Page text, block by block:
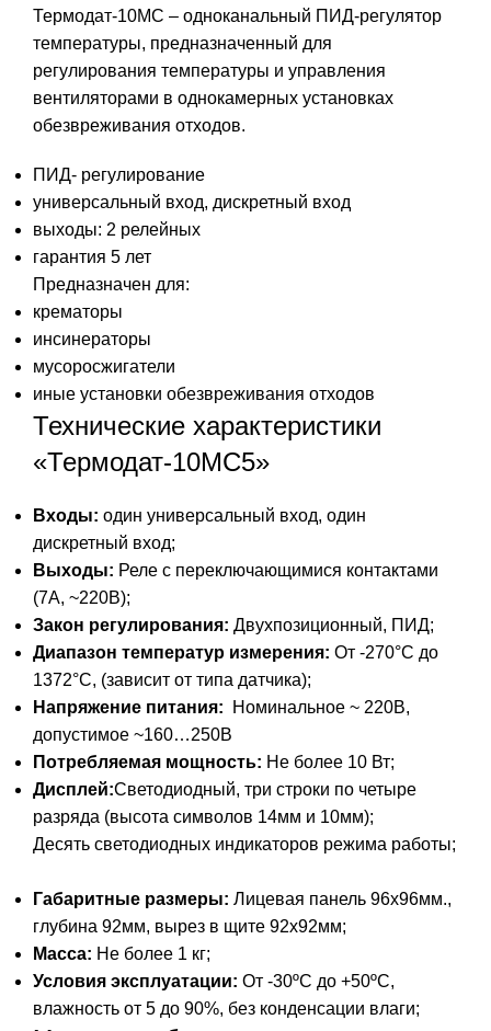
Термодат-10МС – одноканальный ПИД-регулятор
температуры, предназначенный для
регулирования температуры и управления
вентиляторами в однокамерных установках
обезвреживания отходов.
ПИД- регулирование
универсальный вход, дискретный вход
выходы: 2 релейных
гарантия 5 лет
Предназначен для:
крематоры
инсинераторы
мусоросжигатели
иные установки обезвреживания отходов
Технические характеристики
«Термодат-10МС5»
Входы: один универсальный вход, один
дискретный вход;
Выходы: Реле с переключающимися контактами
(7А, ~220В);
Закон регулирования: Двухпозиционный, ПИД;
Диапазон температур измерения: От -270°С до
1372°С, (зависит от типа датчика);
Напряжение питания: Номинальное ~ 220В,
допустимое ~160…250В
Потребляемая мощность: Не более 10 Вт;
Дисплей:Светодиодный, три строки по четыре
разряда (высота символов 14мм и 10мм);
Десять светодиодных индикаторов режима работы;
Габаритные размеры: Лицевая панель 96х96мм.,
глубина 92мм, вырез в щите 92х92мм;
Масса: Не более 1 кг;
Условия эксплуатации: От -30ºС до +50ºС,
влажность от 5 до 90%, без конденсации влаги;